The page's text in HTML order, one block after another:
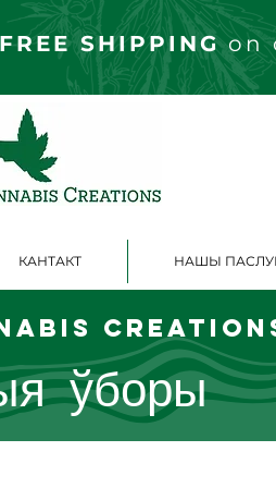
FREE SHIPPINGon
КАНТАКТ НАШЫ
ўборы